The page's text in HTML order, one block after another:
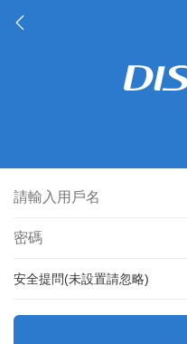
安全提問(未設置請忽略)